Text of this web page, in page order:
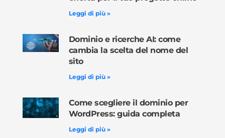
Leggi di più »
Dominio e ricerche AI: come
cambia la scelta del nome del
sito
Leggi di più »
Come scegliere il dominio per
WordPress: guida completa
Leggi di più »